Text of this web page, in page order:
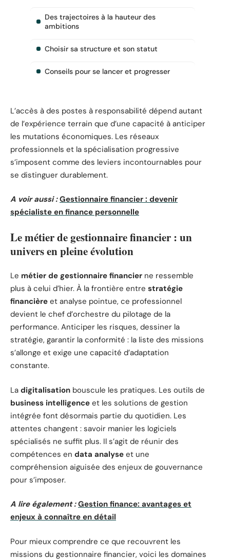
Des trajectoires à la hauteur des
ambitions
Choisir sa structure et son statut
Conseils pour se lancer et progresser
L’accès à des postes à responsabilité dépend autant
de l’expérience terrain que d’une capacité à anticiper
les mutations économiques. Les réseaux
professionnels et la spécialisation progressive
s’imposent comme des leviers incontournables pour
se distinguer durablement.
A voir aussi : Gestionnaire financier : devenir
spécialiste en finance personnelle
Le métier de gestionnaire financier : un
univers en pleine évolution
Le métier de gestionnaire financier ne ressemble
plus à celui d’hier. À la frontière entre stratégie
financière et analyse pointue, ce professionnel
devient le chef d’orchestre du pilotage de la
performance. Anticiper les risques, dessiner la
stratégie, garantir la conformité : la liste des missions
s’allonge et exige une capacité d’adaptation
constante.
La digitalisation bouscule les pratiques. Les outils de
business intelligence et les solutions de gestion
intégrée font désormais partie du quotidien. Les
attentes changent : savoir manier les logiciels
spécialisés ne suffit plus. Il s’agit de réunir des
compétences en data analyse et une
compréhension aiguisée des enjeux de gouvernance
pour s’imposer.
A lire également : Gestion finance: avantages et
enjeux à connaître en détail
Pour mieux comprendre ce que recouvrent les
missions du gestionnaire financier, voici les domaines